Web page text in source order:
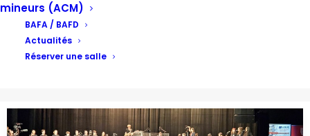
mineurs (ACM)
BAFA / BAFD
Actualités
Réserver une salle